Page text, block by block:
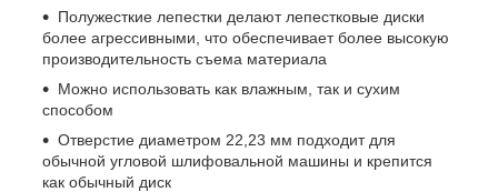
Полужесткие лепестки делают лепестковые диски
более агрессивными, что обеспечивает более высокую
производительность съема материала
Можно использовать как влажным, так и сухим
способом
Отверстие диаметром 22,23 мм подходит для
обычной угловой шлифовальной машины и крепится
как обычный диск